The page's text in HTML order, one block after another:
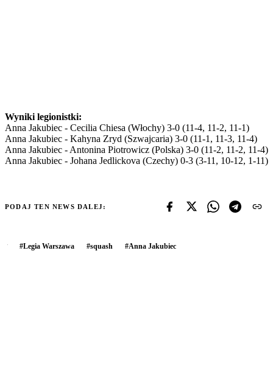
Wyniki legionistki:
Anna Jakubiec - Cecilia Chiesa (Włochy) 3-0 (11-4, 11-2, 11-1)
Anna Jakubiec - Kahyna Zryd (Szwajcaria) 3-0 (11-1, 11-3, 11-4)
Anna Jakubiec - Antonina Piotrowicz (Polska) 3-0 (11-2, 11-2, 11-4)
Anna Jakubiec - Johana Jedlickova (Czechy) 0-3 (3-11, 10-12, 1-11)
PODAJ TEN NEWS DALEJ:
#Legia Warszawa #squash #Anna Jakubiec